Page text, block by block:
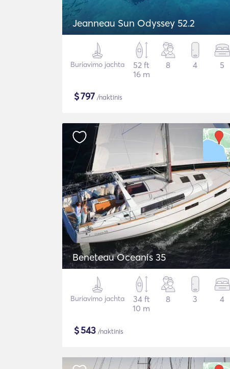
Jeanneau Sun Odyssey 52.2
Buriavimo jachta
52 ft
16 m
8 4 5
$797 /naktinis
Beneteau Oceanis 35
Buriavimo jachta
34 ft
10 m
8 3 4
$543 /naktinis